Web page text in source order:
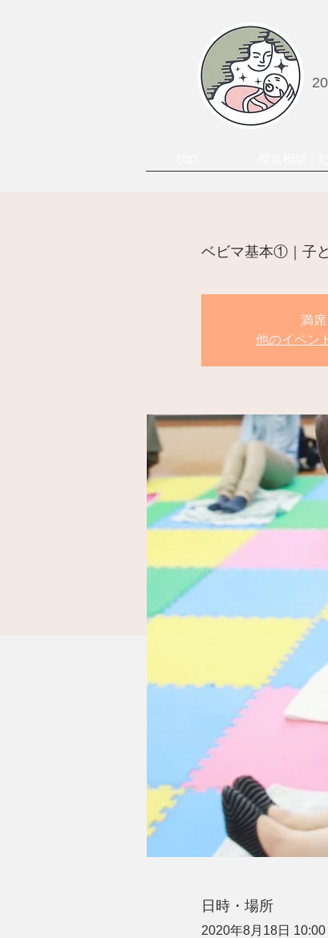
ベビマ基本①｜子
満席
他のイベン
日時・場所
2020年8月18日 10:00